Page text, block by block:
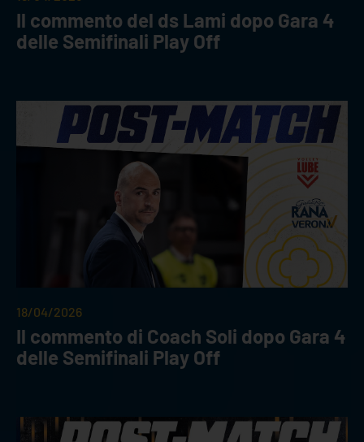
Il commento del ds Lami dopo Gara 4
delle Semifinali Play Off
18/04/2026
Il commento di Coach Soli dopo Gara 4
delle Semifinali Play Off